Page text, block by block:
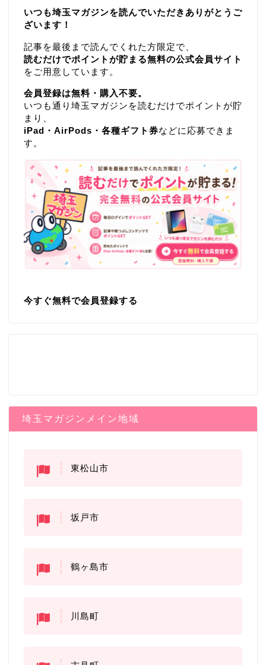
いつも埼玉マガジンを読んでいただきありがとうご
ざいます！
記事を最後まで読んでくれた方限定で、
読むだけでポイントが貯まる無料の公式会員サイト
をご用意しています。
会員登録は無料・購入不要。
いつも通り埼玉マガジンを読むだけでポイントが貯
まり、
iPad・AirPods・各種ギフト券などに応募できま
す。
今すぐ無料で会員登録する
埼玉マガジンメイン地域
東松山市
坂戸市
鶴ヶ島市
川島町